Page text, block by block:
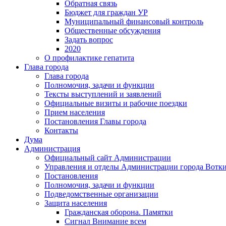
Обратная связь
Бюджет для граждан УР
Муниципальный финансовый контроль
Общественные обсуждения
Задать вопрос
2020
О профилактике гепатита
Глава города
Глава города
Полномочия, задачи и функции
Тексты выступлений и заявлений
Официальные визиты и рабочие поездки
Прием населения
Постановления Главы города
Контакты
Дума
Администрация
Официальный сайт Администрации
Управления и отделы Администрации города
Постановления
Полномочия, задачи и функции
Подведомственные организации
Защита населения
Гражданская оборона. Памятки
Сигнал Внимание всем